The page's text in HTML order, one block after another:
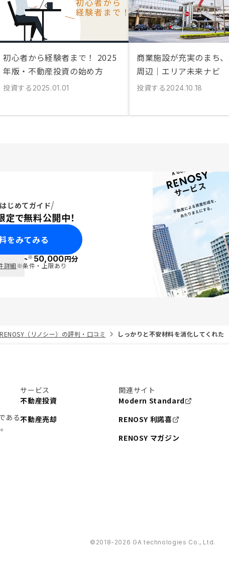
初心者から経験者まで！ 2025
年版・不動産投資の始め方
投資する 2025.01.01
商業施設が充実のまち
周辺｜エリア未来ナビ
投資する 2024.10.18
じめてガイド
で無料公開中！
をみてみる
ポイント※50,000円分
詳細※条件・上限あり
RENOSY（リノシー）の評判・口コミ しっかりと不安材料を消化してくれた
ある
サービス
不動産投資
不動産売却
関連サイト
Modern Standard
RENOSY 利諾喜
RENOSY マガジン
©︎2018-2026 GA technologies Co., Ltd.